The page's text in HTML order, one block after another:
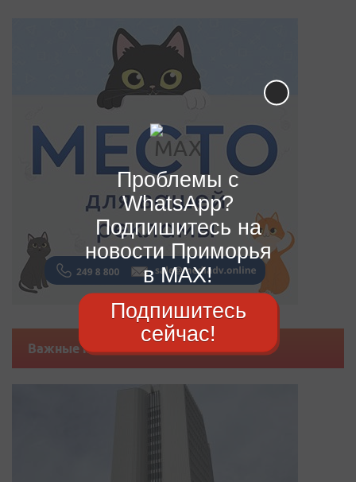
Важные новости
Проблемы с
WhatsApp?
Подпишитесь на
новости Приморья
в MAX!
Подпишитесь
сейчас!